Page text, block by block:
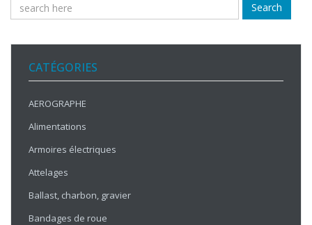
Search
CATÉGORIES
AEROGRAPHE
Alimentations
Armoires électriques
Attelages
Ballast, charbon, gravier
Bandages de roue